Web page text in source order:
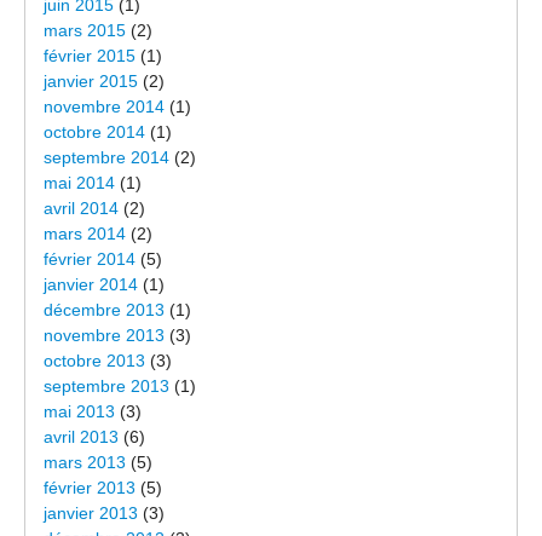
juin 2015 (1)
mars 2015 (2)
février 2015 (1)
janvier 2015 (2)
novembre 2014 (1)
octobre 2014 (1)
septembre 2014 (2)
mai 2014 (1)
avril 2014 (2)
mars 2014 (2)
février 2014 (5)
janvier 2014 (1)
décembre 2013 (1)
novembre 2013 (3)
octobre 2013 (3)
septembre 2013 (1)
mai 2013 (3)
avril 2013 (6)
mars 2013 (5)
février 2013 (5)
janvier 2013 (3)